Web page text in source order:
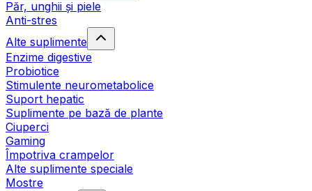
Păr, unghii și piele
Anti-stres
Alte suplimente
Enzime digestive
Probiotice
Stimulente neurometabolice
Suport hepatic
Suplimente pe bază de plante
Ciuperci
Gaming
Împotriva crampelor
Alte suplimente speciale
Mostre